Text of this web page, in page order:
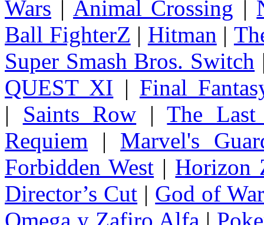
Wars | Animal Crossing |
Ball FighterZ | Hitman |
Super Smash Bros. Switch
QUEST XI | Final
| Saints Row |The
Requiem | Marvel's
Forbidden West | Horizon
Director’s Cut | God of